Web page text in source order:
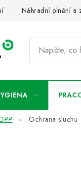
Náhradní plnění a
Ochrana sluchu